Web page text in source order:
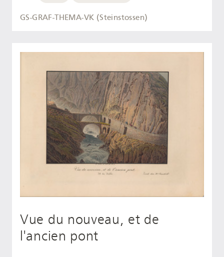
GS-GRAF-THEMA-VK (Steinstossen)
Vue du nouveau, et de
l'ancien pont